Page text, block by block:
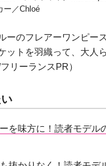
／Chloé
ーのフレアーワンピー
ットを羽織って、大人
リーランスPR）
を味方に！読者モデル